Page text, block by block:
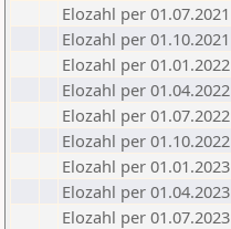
Elozahl per 01.07.2021
Elozahl per 01.10.2021
Elozahl per 01.01.2022
Elozahl per 01.04.2022
Elozahl per 01.07.2022
Elozahl per 01.10.2022
Elozahl per 01.01.2023
Elozahl per 01.04.2023
Elozahl per 01.07.2023